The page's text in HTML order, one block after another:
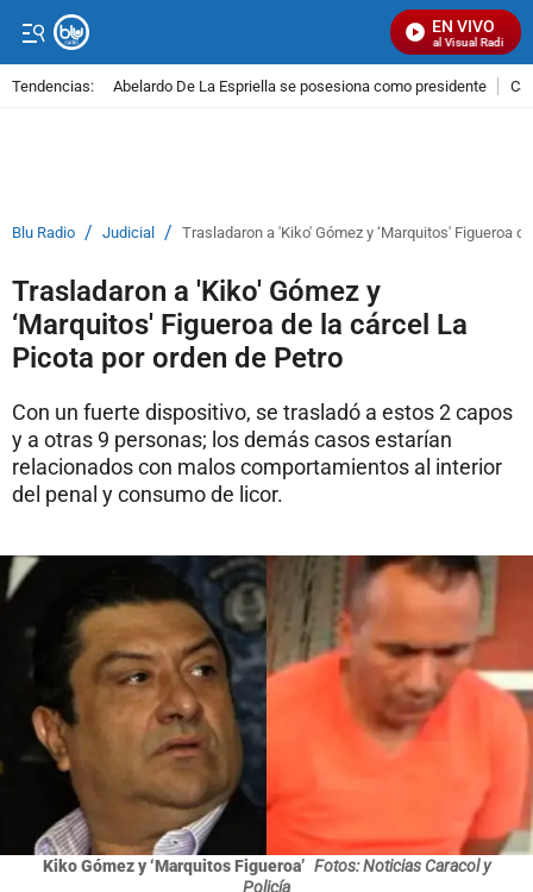
EN VIVO
Señal Visual Radio
Tendencias: Abelardo De La Espriella se posesiona como presidente
Blu Radio / Judicial / Trasladaron a 'Kiko' Gómez y ‘Marquitos' Figueroa
Trasladaron a 'Kiko' Gómez y
‘Marquitos' Figueroa de la cárcel La
Picota por orden de Petro
Con un fuerte dispositivo, se trasladó a estos 2 capos
y a otras 9 personas; los demás casos estarían
relacionados con malos comportamientos al interior
del penal y consumo de licor.
Kiko Gómez y ‘Marquitos Figueroa’ Fotos: Noticias Caracol y
Policía